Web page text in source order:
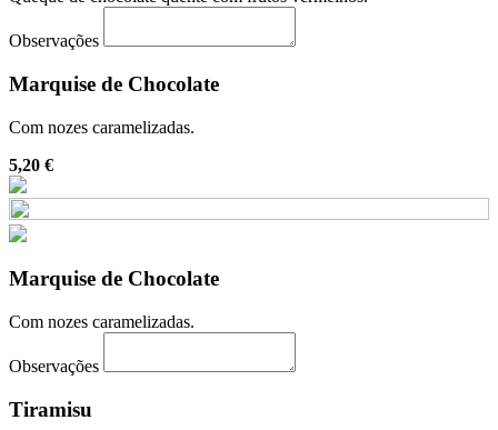
Observações
Marquise de Chocolate
Com nozes caramelizadas.
5,20 €
Marquise de Chocolate
Com nozes caramelizadas.
Observações
Tiramisu